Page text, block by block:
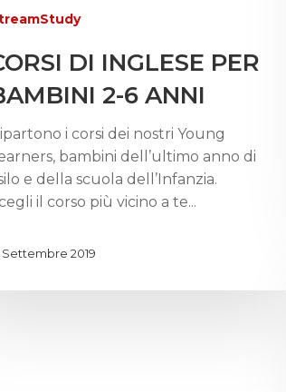
DI INGLESE PER
2-6 ANNI
i corsi dei nostri Young
bambini dell’ultimo anno di
e della scuola dell’Infanzia.
il corso più vicino a te...
Settembre 2019